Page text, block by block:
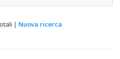
| Nuova ricerca